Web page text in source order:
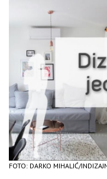
FOTO: DARKO MIHALIĆ/